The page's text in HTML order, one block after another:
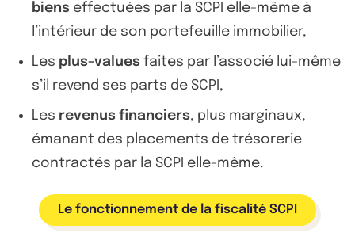
biens effectuées par la SCPI elle-même à
l’intérieur de son portefeuille immobilier,
Les plus-values faites par l’associé lui-même
s’il revend ses parts de SCPI,
Les revenus financiers, plus marginaux,
émanant des placements de trésorerie
contractés par la SCPI elle-même.
Le fonctionnement de la fiscalité SCPI